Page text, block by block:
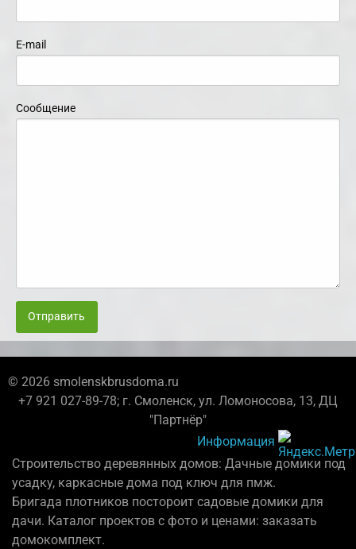
E-mail
Сообщение
Отправить
© 2026 smolenskbrusdoma.ru
+7 921 027-89-78; г. Смоленск, ул. Ломоносова, 13, ДЦ
"Партнёр"
Информация
Строительство деревянных домов: Дачные домики под
усадку, каркасные дома под ключ для пмж.
Бригада плотников постороит садовые домики для
дачи. Каталог проектов с фото и ценами: заказать
домокомплект.